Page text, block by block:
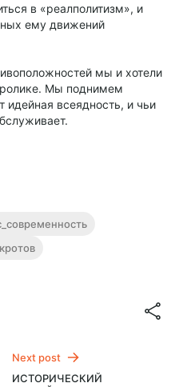
в «реалполитизм», и
ему движений
мы и хотели
Мы поднимем
всеядность, и чьи
Next post
ИСТОРИЧЕСКИЙ